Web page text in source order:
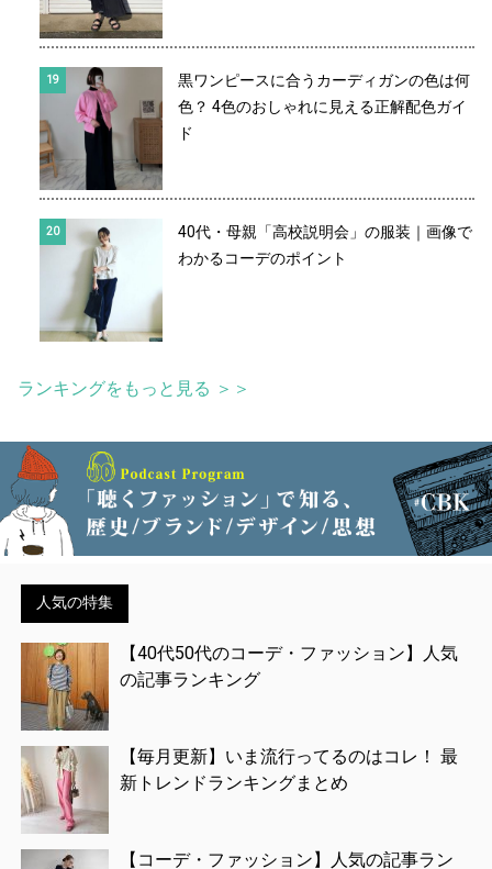
黒ワンピースに合うカーディガンの色は何
色？ 4色のおしゃれに見える正解配色ガイ
ド
40代・母親「高校説明会」の服装｜画像で
わかるコーデのポイント
ランキングをもっと見る ＞＞
人気の特集
【40代50代のコーデ・ファッション】人気
の記事ランキング
【毎月更新】いま流行ってるのはコレ！ 最
新トレンドランキングまとめ
【コーデ・ファッション】人気の記事ラン